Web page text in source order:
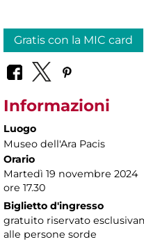
Gratis con la MIC card
Informazioni
Luogo
Museo dell'Ara Pacis
Orario
Martedì 19 novembre 2024
ore 17.30
Biglietto d'ingresso
gratuito riservato
alle persone sorde